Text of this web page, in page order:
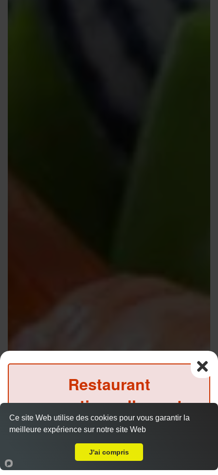
Chirashi
Accueil Panier Compte
Restaurant
exceptionnellement
fermé ce midi
(Précommande possible)
Ce site Web utilise des cookies pour vous garantir la
meilleure expérience sur notre site Web
J'ai compris